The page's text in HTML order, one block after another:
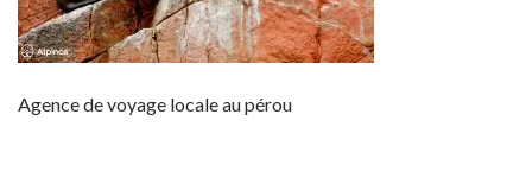
Agence de voyage locale au pérou